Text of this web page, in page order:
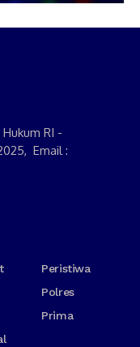
RI -
Email :
Peristiwa
Polres
Prima